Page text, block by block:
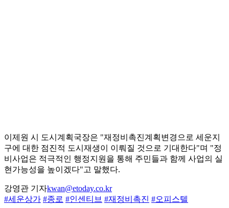
이제원 시 도시계획국장은 "재정비촉진계획변경으로 세운지
구에 대한 점진적 도시재생이 이뤄질 것으로 기대한다"며 "정
비사업은 적극적인 행정지원을 통해 주민들과 함께 사업의 실
현가능성을 높이겠다"고 말했다.
강영관 기자kwan@etoday.co.kr
#세운상가 #종로 #인센티브 #재정비촉진 #오피스텔